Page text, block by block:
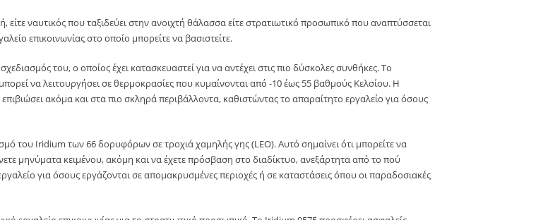
ναυτικός που ταξιδεύει στην ανοιχτή θάλασσα είτε στρατιωτικό προσωπικό που αναπτύσσεται
επικοινωνίας στο οποίο μπορείτε να βασιστείτε.
του, ο οποίος έχει κατασκευαστεί για να αντέχει στις πιο δύσκολες συνθήκες. Το
να λειτουργήσει σε θερμοκρασίες που κυμαίνονται από -10 έως 55 βαθμούς Κελσίου. Η
ακόμα και στα πιο σκληρά περιβάλλοντα, καθιστώντας το απαραίτητο εργαλείο για όσους
του Iridium των 66 δορυφόρων σε τροχιά χαμηλής γης (LEO). Αυτό σημαίνει ότι μπορείτε να
μηνύματα κειμένου, ακόμη και να έχετε πρόσβαση στο διαδίκτυο, ανεξάρτητα από το πού
για όσους εργάζονται σε απομακρυσμένες περιοχές ή σε καταστάσεις όπου οι παραδοσιακές